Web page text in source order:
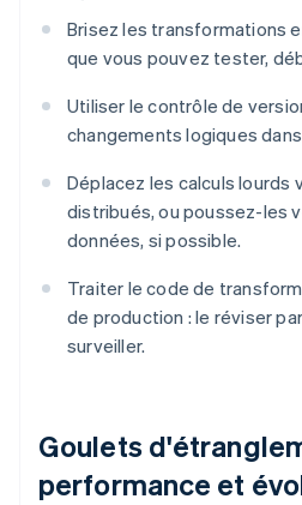
Brisez les transformations
que vous pouvez tester,
Utiliser le contrôle de
changements logiques
Déplacez les calculs lourds
distribués, ou poussez-les
données, si possible.
Traiter le code de
de production : le réviser
surveiller.
Goulets
performance et